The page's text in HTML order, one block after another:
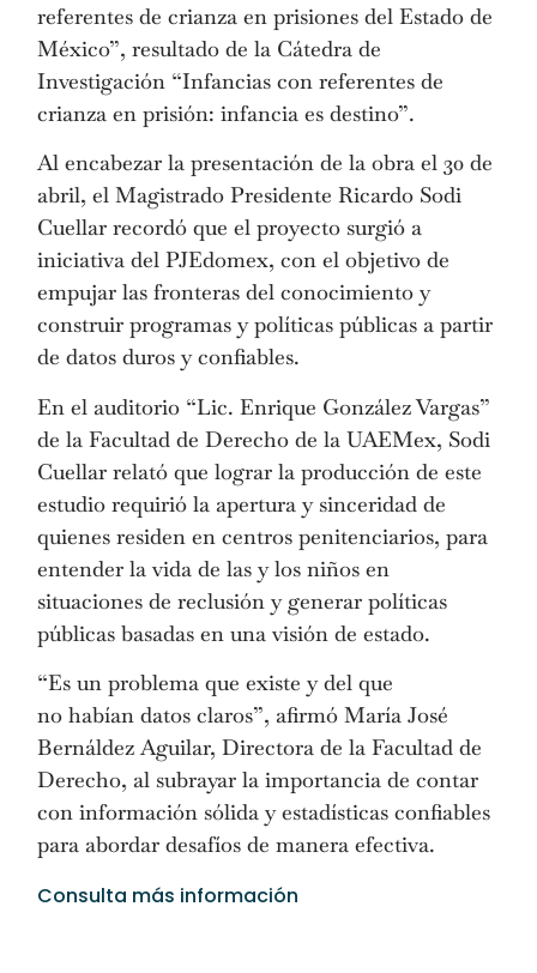
referentes de crianza en prisiones del Estado de
México”, resultado de la Cátedra de
Investigación “Infancias con referentes de
crianza en prisión: infancia es destino”.
Al encabezar la presentación de la obra el 30 de
abril, el Magistrado Presidente Ricardo Sodi
Cuellar recordó que el proyecto surgió a
iniciativa del PJEdomex, con el objetivo de
empujar las fronteras del conocimiento y
construir programas y políticas públicas a partir
de datos duros y confiables.
En el auditorio “Lic. Enrique González Vargas”
de la Facultad de Derecho de la UAEMex, Sodi
Cuellar relató que lograr la producción de este
estudio requirió la apertura y sinceridad de
quienes residen en centros penitenciarios, para
entender la vida de las y los niños en
situaciones de reclusión y generar políticas
públicas basadas en una visión de estado.
“Es un problema que existe y del que
no habían datos claros”, afirmó María José
Bernáldez Aguilar, Directora de la Facultad de
Derecho, al subrayar la importancia de contar
con información sólida y estadísticas confiables
para abordar desafíos de manera efectiva.
Consulta más información